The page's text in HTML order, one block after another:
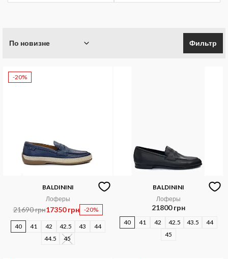
По новизне Фильтр
-20%
BALDININI
Лоферы
21690 грн17350 грн -20%
40 41 42 42.5 43
44
44.5
45
BALDININI
Лоферы
21800 грн
40 41 42 42.5 43.5
44
45